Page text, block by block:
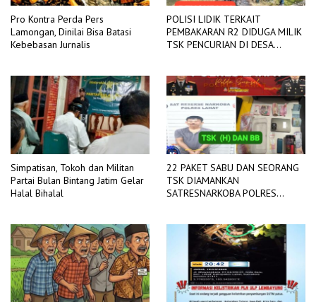
Pro Kontra Perda Pers
Lamongan, Dinilai Bisa Batasi
Kebebasan Jurnalis
POLISI LIDIK TERKAIT
PEMBAKARAN R2 DIDUGA MILIK
TSK PENCURIAN DI DESA
Simpatisan, Tokoh dan Militan
Partai Bulan Bintang Jatim Gelar
Halal Bihalal
22 PAKET SABU DAN SEORANG
TSK DIAMANKAN
SATRESNARKOBA POLRES